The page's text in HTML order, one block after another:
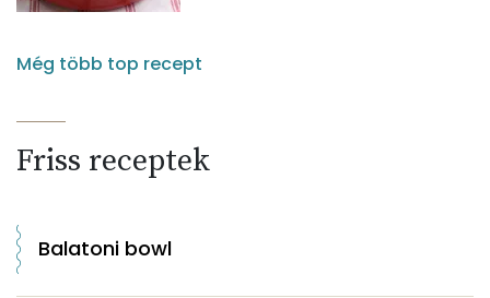
Még több top recept
Friss receptek
Balatoni bowl